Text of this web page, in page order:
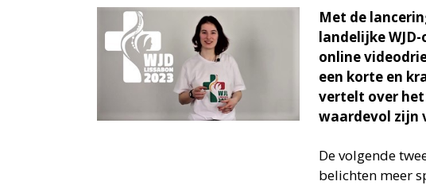
Met de
landelijke
online
een korte en
vertelt over het
waardevol zijn
De volgende
belichten meer